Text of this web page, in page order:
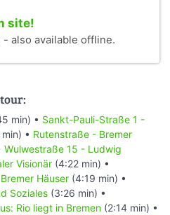
site!
- also available offline.
min) • Sankt-Pauli-Straße 1 -
• Rutenstraße - Bremer
Wulwestraße 15 - Ludwig
Visionär (4:22 min) •
Häuser (4:19 min) •
Soziales (3:26 min) •
Rio liegt in Bremen (2:14 min) •